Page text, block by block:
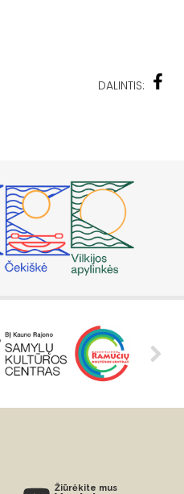
DALINTIS:
Žiūrėkite mus